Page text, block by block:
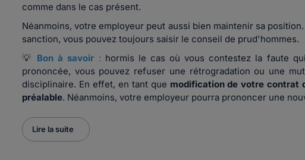
comme dans le cas présent.
Néanmoins, votre employeur peut aussi bien maintenir sa
sanction, vous pouvez toujours saisir le conseil de prud'hommes.
💡 Bon à savoir : hormis le cas où vous contestez la faute
prononcée, vous pouvez refuser une rétrogradation ou une
disciplinaire. En effet, en tant que modification de votre contrat
préalable. Néanmoins, votre employeur pourra prononcer une
Lire la suite